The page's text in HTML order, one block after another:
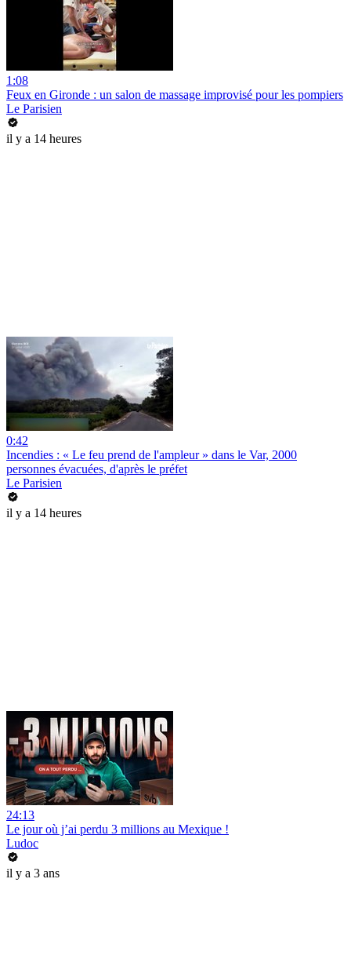
1:08
Feux en Gironde : un salon de massage improvisé pour les pompiers
Le Parisien
il y a 14 heures
0:42
Incendies : « Le feu prend de l'ampleur » dans le Var, 2000
personnes évacuées, d'après le préfet
Le Parisien
il y a 14 heures
24:13
Le jour où j’ai perdu 3 millions au Mexique !
Ludoc
il y a 3 ans